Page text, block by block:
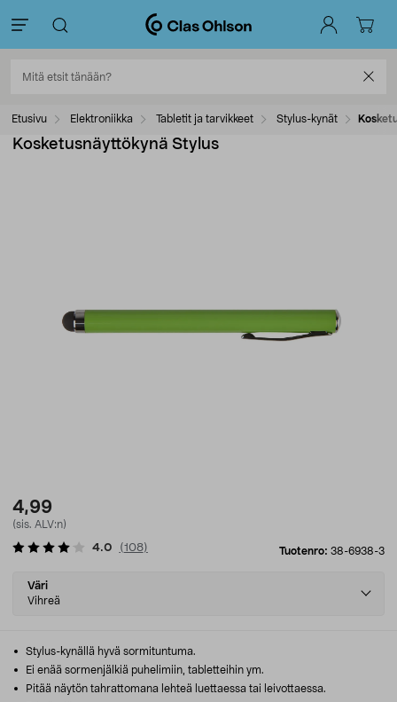
Etusivu Elektroniikka Tabletit ja tarvikkeet Stylus-kynät
Kosketusnäyttökynä Stylus
4,99
(sis. ALV:n)
Tuotenro: 38-6938-3
4.0 (108)
Select
variant
Väri
Vihreä
Stylus-kynällä hyvä sormituntuma.
Ei enää sormenjälkiä puhelimiin, tabletteihin ym.
Pitää näytön tahrattomana lehteä luettaessa tai leivottaessa.